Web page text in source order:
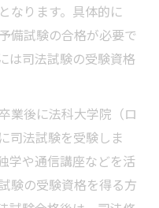
す場合の学習環境と
で意識すべきポイ
の相談窓口と活用
地域支援の活用方
なります。具体的に
備試験の合格が必要で
は司法試験の受験資格
業後に法科大学院（ロ
司法試験を受験しま
学や通信講座などを活
験の受験資格を得る方